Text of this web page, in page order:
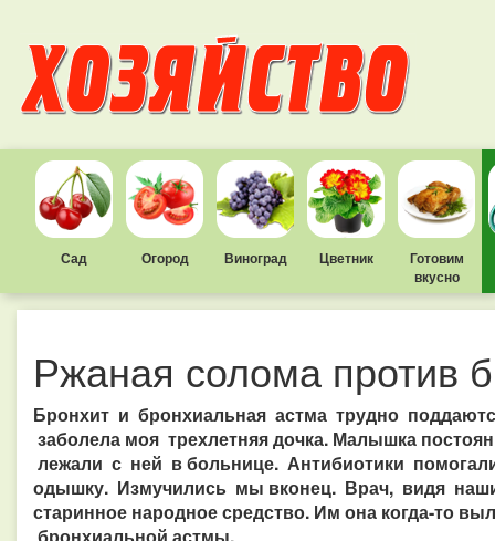
Сад Огород Виноград Цветник
Готовим
вкусно
Ржаная солома против
Бронхит и бронхиальная астма трудно
заболела моя трехлетняя дочка. Малышка
лежали с ней в больнице. Антибиотики
одышку. Измучились мы вконец. Врач, видя
старинное народное средство. Им она когда-то